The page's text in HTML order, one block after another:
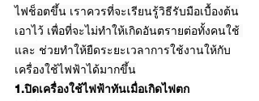
ไฟช็อตขึ้น เราควรที่จะเรียนรู้วิธีรับมือเบื้องต้น
เอาไว้ เพื่อที่จะไม่ทำให้เกิดอันตรายต่อทั้งคนใช้
และ ช่วยทำให้ยืดระยะเวลาการใช้งานให้กับ
เครื่องใช้ไฟฟ้าได้มากขึ้น
1.ปิดเครื่องใช้ไฟฟ้าทันเมื่อเกิดไฟตก